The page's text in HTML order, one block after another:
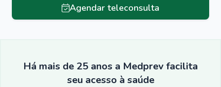
Agendar teleconsulta
Há mais de 25 anos a Medprev facilita
seu acesso à saúde